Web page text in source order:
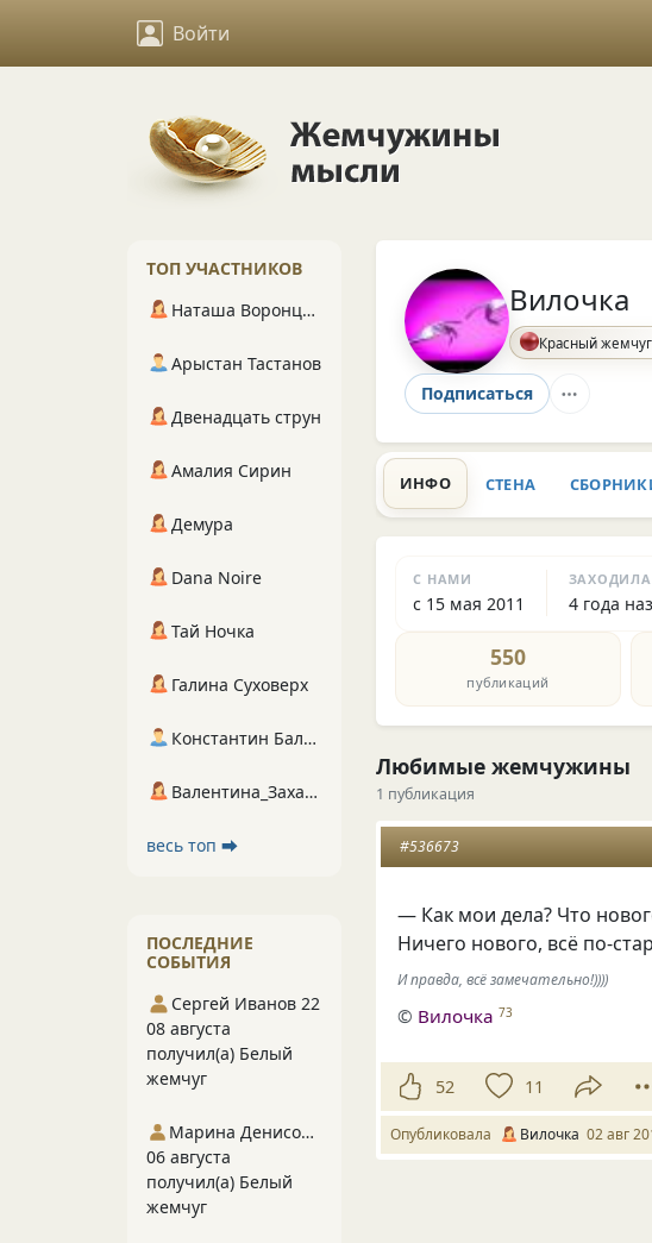
Войти
Вилочка
Красный жемчуг
Подписаться
ИНФО СТЕНА
С НАМИ
с 15 мая 2011
ЗАХОДИЛА
4 года
550
публикаций
Любимые жемчужины
1 публикация
#536673
— Как мои дела? Что
Ничего нового, всё по-
И правда, всё замечательно!))))
© Вилочка 73
52 11
Опубликовала Вилочка 02 авг
ТОП УЧАСТНИКОВ
Наташа Воронцова
Арыстан Тастанов
Двенадцать струн
Амалия Сирин
Демура
Dana Noire
Тай Ночка
Галина Суховерх
Константин Балухта
Валентина_Захарова
весь топ ⮕
ПОСЛЕДНИЕ
СОБЫТИЯ
Сергей Иванов 22
08 августа
получил(а) Белый
жемчуг
Марина Денисова 5
06 августа
получил(а) Белый
жемчуг